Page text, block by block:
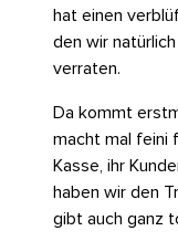
hat einen
den wir
verraten.
Da kommt
macht mal feini
Kasse, ihr
haben wir den
gibt auch ganz